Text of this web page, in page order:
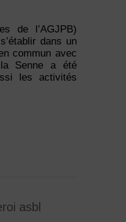
de l’AGJPB)
dans un
commun avec
Senne a été
les activités
asbl